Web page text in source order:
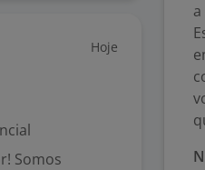
Hoje
Somos